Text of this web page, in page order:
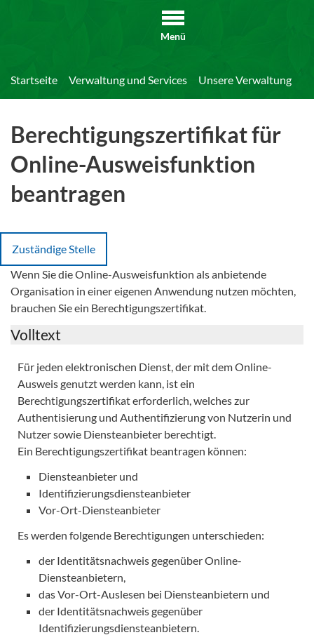
Menü
Startseite Verwaltung und Services Unsere Verwaltung
Berechtigungszertifikat für
Online-Ausweisfunktion
beantragen
Zuständige Stelle
Wenn Sie die Online-Ausweisfunktion als anbietende
Organisation in einer eigenen Anwendung nutzen möchten,
brauchen Sie ein Berechtigungszertifikat.
Volltext
Für jeden elektronischen Dienst, der mit dem Online-
Ausweis genutzt werden kann, ist ein
Berechtigungszertifikat erforderlich, welches zur
Authentisierung und Authentifizierung von Nutzerin und
Nutzer sowie Diensteanbieter berechtigt.
Ein Berechtigungszertifikat beantragen können:
Diensteanbieter und
Identifizierungsdiensteanbieter
Vor-Ort-Diensteanbieter
Es werden folgende Berechtigungen unterschieden:
der Identitätsnachweis gegenüber Online-
Diensteanbietern,
das Vor-Ort-Auslesen bei Diensteanbietern und
der Identitätsnachweis gegenüber
Identifizierungsdiensteanbietern.